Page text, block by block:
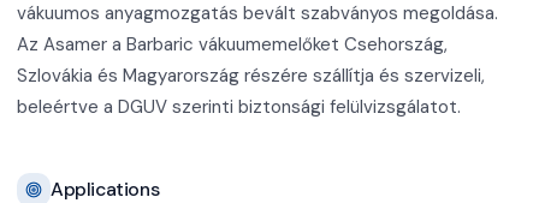
vákuumos anyagmozgatás bevált szabványos megoldása.
Az Asamer a Barbaric vákuumemelőket Csehország,
Szlovákia és Magyarország részére szállítja és szervizeli,
beleértve a DGUV szerinti biztonsági felülvizsgálatot.
Applications